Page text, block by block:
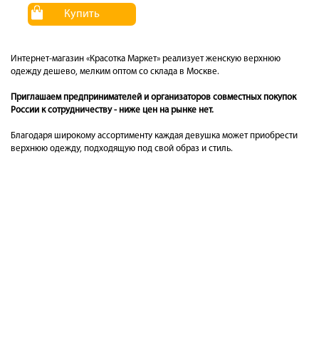
Купить
Интернет-магазин «Красотка Маркет» реализует женскую верхнюю
одежду дешево, мелким оптом со склада в Москве.
Приглашаем предпринимателей и организаторов совместных покупок
России к сотрудничеству - ниже цен на рынке нет.
Благодаря широкому ассортименту каждая девушка может приобрести
верхнюю одежду, подходящую под свой образ и стиль.